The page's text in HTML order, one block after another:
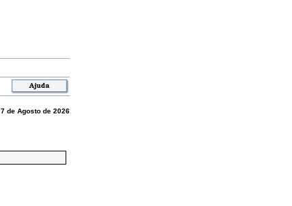
7 de Agosto de 2026